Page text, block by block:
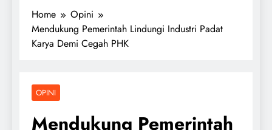
Home
Opini
Mendukung Pemerintah Lindungi Industri Padat
Karya Demi Cegah PHK
OPINI
Mendukung Pemerintah